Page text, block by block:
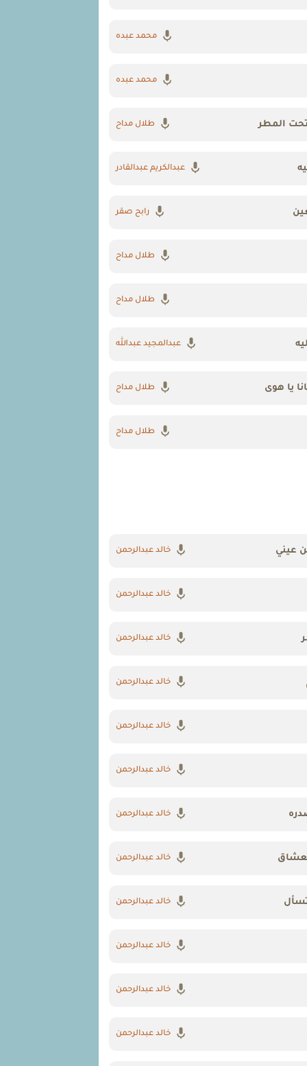
محمد عبده
محمد عبده
المطر طلال مداح
عبدالكريم عبدالقادر
رابح صقر
طلال مداح
طلال مداح
عبدالمجيد عبدالله
يا هوى طلال مداح
طلال مداح
عيني خالد عبدالرحمن
خالد عبدالرحمن
خالد عبدالرحمن
خالد عبدالرحمن
خالد عبدالرحمن
خالد عبدالرحمن
خالد عبدالرحمن
خالد عبدالرحمن
خالد عبدالرحمن
خالد عبدالرحمن
خالد عبدالرحمن
خالد عبدالرحمن